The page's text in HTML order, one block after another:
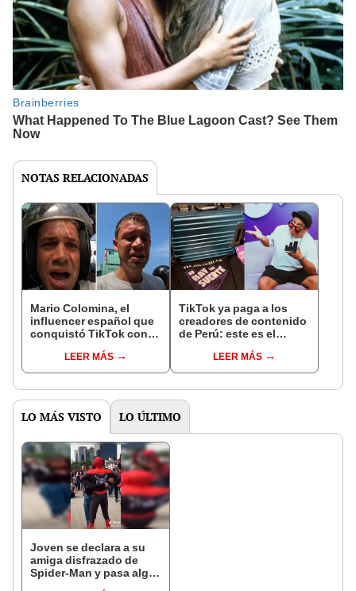
NOTAS RELACIONADAS
Mario Colomina, el
influencer español que
conquistó TikTok con
"Mi amor nació por la
gastronomía"
LEER MÁS
TikTok ya paga a los
creadores de contenido
de Perú: este es el
llegar a cobrar por 1.000
vistas
LEER MÁS
LO MÁS VISTO LO ÚLTIMO
Joven se declara a su
amiga disfrazado de
Spider-Man y pasa algo